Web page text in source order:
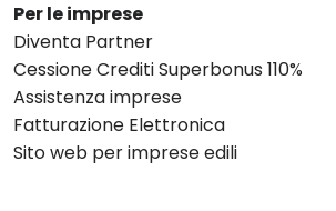
Per le imprese
Diventa Partner
Cessione Crediti Superbonus 110%
Assistenza imprese
Fatturazione Elettronica
Sito web per imprese edili